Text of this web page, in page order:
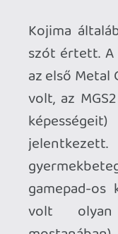
korábban PS4-
meg…
És micsoda
játékot! Eleve az
megcsap valami
hozzáállás, a
különcség
mégiscsak
pillanat egy ilyen
mondjuk egy
formájában
tobzódik a